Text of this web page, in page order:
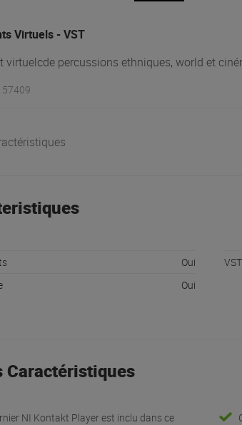
Virtuels - VST
virtuelcde percussions ethniques, world et
57409
Oui
Oui
Caractéristiques
NI Kontakt Player est inclu dans ce